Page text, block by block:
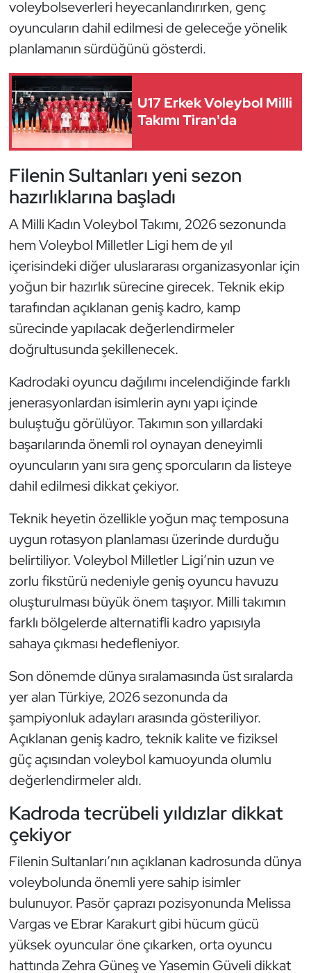
voleybolseverleri heyecanlandırırken, genç
oyuncuların dahil edilmesi de geleceğe yönelik
planlamanın sürdüğünü gösterdi.
U17 Erkek Voleybol Milli
Takımı Tiran'da
Filenin Sultanları yeni sezon
hazırlıklarına başladı
A Milli Kadın Voleybol Takımı, 2026 sezonunda
hem Voleybol Milletler Ligi hem de yıl
içerisindeki diğer uluslararası organizasyonlar için
yoğun bir hazırlık sürecine girecek. Teknik ekip
tarafından açıklanan geniş kadro, kamp
sürecinde yapılacak değerlendirmeler
doğrultusunda şekillenecek.
Kadrodaki oyuncu dağılımı incelendiğinde farklı
jenerasyonlardan isimlerin aynı yapı içinde
buluştuğu görülüyor. Takımın son yıllardaki
başarılarında önemli rol oynayan deneyimli
oyuncuların yanı sıra genç sporcuların da listeye
dahil edilmesi dikkat çekiyor.
Teknik heyetin özellikle yoğun maç temposuna
uygun rotasyon planlaması üzerinde durduğu
belirtiliyor. Voleybol Milletler Ligi’nin uzun ve
zorlu fikstürü nedeniyle geniş oyuncu havuzu
oluşturulması büyük önem taşıyor. Milli takımın
farklı bölgelerde alternatifli kadro yapısıyla
sahaya çıkması hedefleniyor.
Son dönemde dünya sıralamasında üst sıralarda
yer alan Türkiye, 2026 sezonunda da
şampiyonluk adayları arasında gösteriliyor.
Açıklanan geniş kadro, teknik kalite ve fiziksel
güç açısından voleybol kamuoyunda olumlu
değerlendirmeler aldı.
Kadroda tecrübeli yıldızlar dikkat
çekiyor
Filenin Sultanları’nın açıklanan kadrosunda dünya
voleybolunda önemli yere sahip isimler
bulunuyor. Pasör çaprazı pozisyonunda Melissa
Vargas ve Ebrar Karakurt gibi hücum gücü
yüksek oyuncular öne çıkarken, orta oyuncu
hattında Zehra Güneş ve Yasemin Güveli dikkat
Golf
Güreş
Halter
Hava Sporları
Hentbol
İşitme Engelli Sporcular
Judo ve Kuraş
Kano ve Rafting
Karate
Kayak
Kick Boks
Kürek
Masa Tenisi
Motor Sporları
Muay Thai
Okçuluk
Optimist
Oryantiring
Özel Sporcular
Paralimpik
Ragbi
Satranç
Su Topu
Sualtı Sporları
Tekvando
Tenis